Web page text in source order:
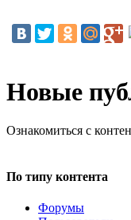
Новые
Ознакомиться с
По типу контента
Форумы